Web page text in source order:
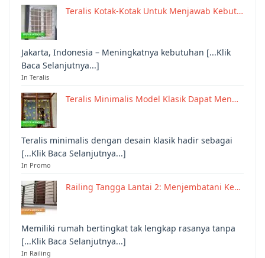
Teralis Kotak-Kotak Untuk Menjawab Kebut…
Jakarta, Indonesia – Meningkatnya kebutuhan [...Klik
Baca Selanjutnya...]
In Teralis
Teralis Minimalis Model Klasik Dapat Men…
Teralis minimalis dengan desain klasik hadir sebagai
[...Klik Baca Selanjutnya...]
In Promo
Railing Tangga Lantai 2: Menjembatani Ke…
Memiliki rumah bertingkat tak lengkap rasanya tanpa
[...Klik Baca Selanjutnya...]
In Railing